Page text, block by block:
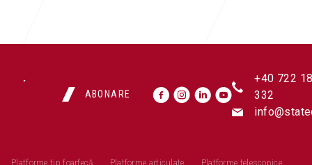
ABONARE
+40 722
332
Platforme tip foarfecă Platforme articulate Platforme telescopice